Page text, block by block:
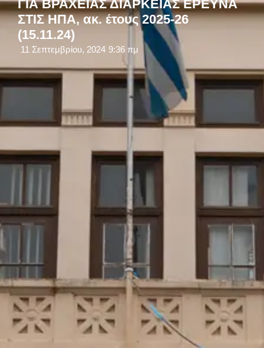
ΓΙΑ ΒΡΑΧΕΙΑΣ ΔΙΑΡΚΕΙΑΣ ΕΡΕΥΝΑ
ΣΤΙΣ ΗΠΑ, ακ. έτους 2025-26
(15.11.24)
11 Σεπτεμβρίου, 2024 9:36 πμ